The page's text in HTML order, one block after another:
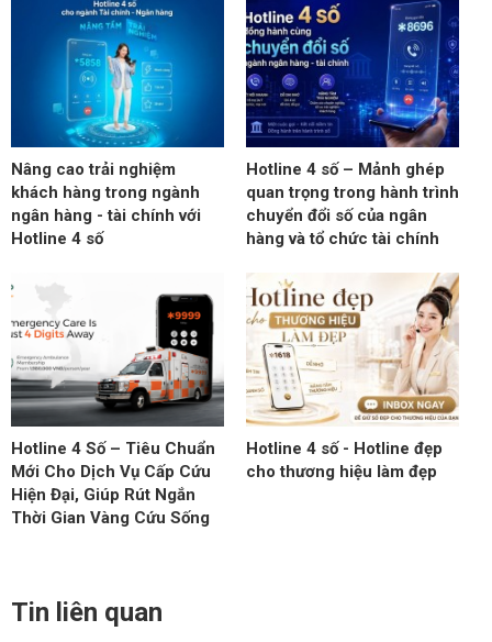
Nâng cao trải nghiệm
khách hàng trong ngành
ngân hàng - tài chính với
Hotline 4 số
Hotline 4 số – Mảnh ghép
quan trọng trong hành trình
chuyển đổi số của ngân
hàng và tổ chức tài chính
Hotline 4 Số – Tiêu Chuẩn
Mới Cho Dịch Vụ Cấp Cứu
Hiện Đại, Giúp Rút Ngắn
Thời Gian Vàng Cứu Sống
Hotline 4 số - Hotline đẹp
cho thương hiệu làm đẹp
Tin liên quan